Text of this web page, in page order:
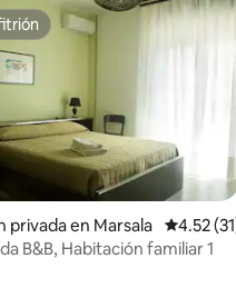
5.0 de 5, 4 reseñas
privada en Marsala
4.52
B&B, Habitación familiar 1